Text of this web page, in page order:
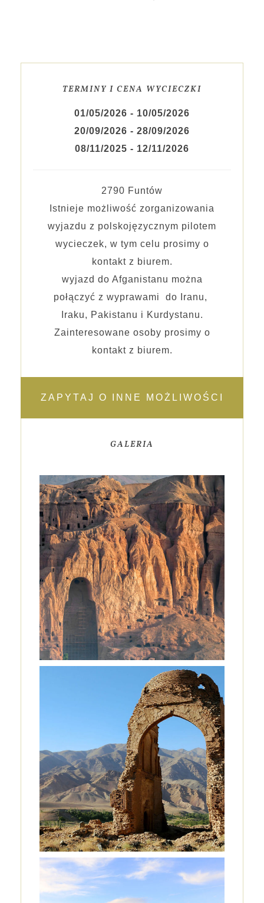
TERMINY I CENA WYCIECZKI
01/05/2026 - 10/05/2026
20/09/2026 - 28/09/2026
08/11/2025 - 12/11/2026
2790 Funtów
Istnieje możliwość zorganizowania
wyjazdu z polskojęzycznym pilotem
wycieczek, w tym celu prosimy o
kontakt z biurem.
wyjazd do Afganistanu można
połączyć z wyprawami do Iranu,
Iraku, Pakistanu i Kurdystanu.
Zainteresowane osoby prosimy o
kontakt z biurem.
ZAPYTAJ O INNE MOŻLIWOŚCI
GALERIA